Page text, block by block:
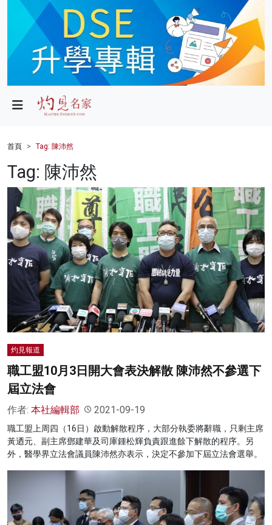
政局
財經
健康
商業
科技
影片
名家榜
灼見活動
首頁 Tag: 陳沛然
Tag: 陳沛然
灼見報道
職工盟10月3日開大會表決解散 陳沛然不參選下
屆立法會
作者: 本社編輯部 2021-09-19
職工盟上周四（16日）啟動解散程序，大部分執委將辭職，只剩主席
黃迺元、副主席鄧建華及司庫鍾松輝負責跟進餘下解散的程序。另
外，醫學界立法會議員陳沛然亦表示，決定不參加下屆立法會選舉。